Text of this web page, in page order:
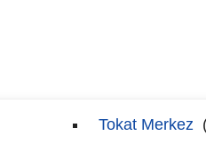
Tokat Merkez